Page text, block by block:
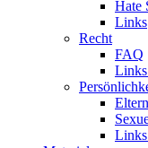
Hate
Links
Recht
FAQ